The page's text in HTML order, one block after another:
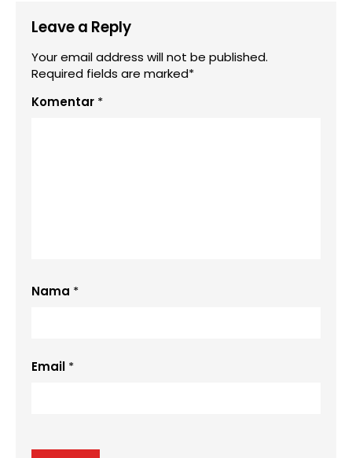
Leave a Reply
Your email address will not be published.
Required fields are marked*
Komentar *
Nama *
Email *